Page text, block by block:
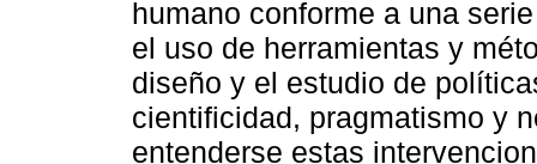
humano conforme a una
el uso de herramientas y
diseño y el estudio de
cientificidad, pragmatismo y
entenderse estas